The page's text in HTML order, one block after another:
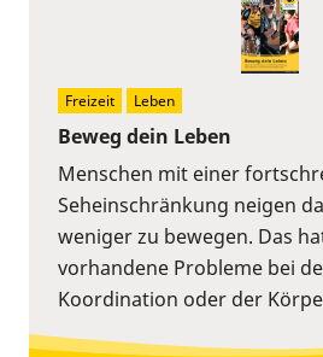
Beweg dein Leben
Menschen mit einer
Seheinschränkung neigen
weniger zu bewegen. Das
vorhandene Probleme bei
Koordination oder der
Freizeit Leben